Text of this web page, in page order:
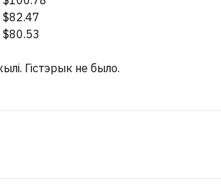
Гістэрык не было.